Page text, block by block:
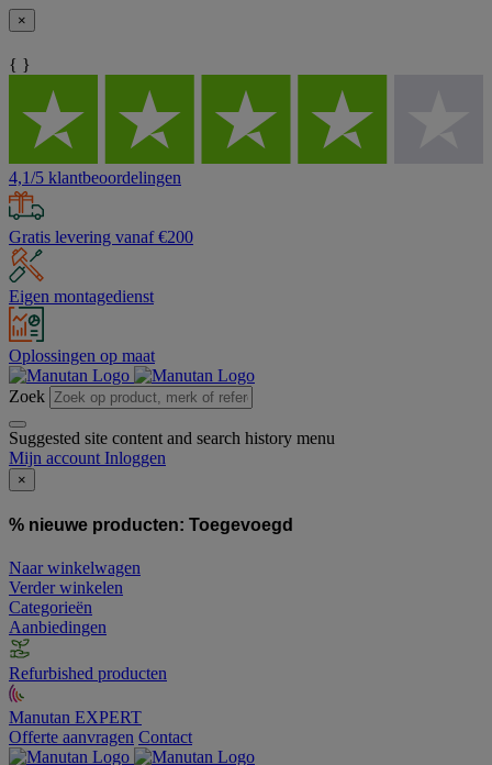
×
{ }
4,1/5 klantbeoordelingen
Gratis levering vanaf €200
Eigen montagedienst
Oplossingen op maat
Zoek
Suggested site content and search history menu
Mijn account Inloggen
×
% nieuwe producten: Toegevoegd
Naar winkelwagen
Verder winkelen
Categorieën
Aanbiedingen
Refurbished producten
Manutan EXPERT
Offerte aanvragen Contact